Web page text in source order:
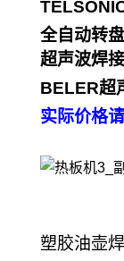
全自动转
超声波焊
BELER超
实际价格
塑胶油壶